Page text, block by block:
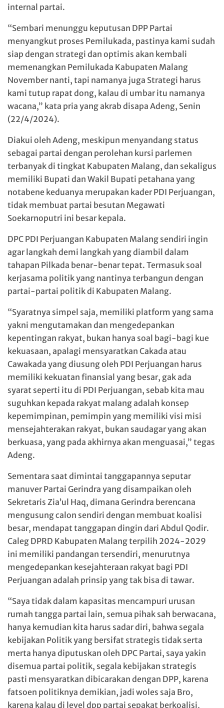
internal partai.
“Sembari menunggu keputusan DPP Partai
menyangkut proses Pemilukada, pastinya kami sudah
siap dengan strategi dan optimis akan kembali
memenangkan Pemilukada Kabupaten Malang
November nanti, tapi namanya juga Strategi harus
kami tutup rapat dong, kalau di umbar itu namanya
wacana,” kata pria yang akrab disapa Adeng, Senin
(22/4/2024).
Diakui oleh Adeng, meskipun menyandang status
sebagai partai dengan perolehan kursi parlemen
terbanyak di tingkat Kabupaten Malang, dan sekaligus
memiliki Bupati dan Wakil Bupati petahana yang
notabene keduanya merupakan kader PDI Perjuangan,
tidak membuat partai besutan Megawati
Soekarnoputri ini besar kepala.
DPC PDI Perjuangan Kabupaten Malang sendiri ingin
agar langkah demi langkah yang diambil dalam
tahapan Pilkada benar-benar tepat. Termasuk soal
kerjasama politik yang nantinya terbangun dengan
partai-partai politik di Kabupaten Malang.
“Syaratnya simpel saja, memiliki platform yang sama
yakni mengutamakan dan mengedepankan
kepentingan rakyat, bukan hanya soal bagi-bagi kue
kekuasaan, apalagi mensyaratkan Cakada atau
Cawakada yang diusung oleh PDI Perjuangan harus
memiliki kekuatan finansial yang besar, gak ada
syarat seperti itu di PDI Perjuangan, sebab kita mau
suguhkan kepada rakyat malang adalah konsep
kepemimpinan, pemimpin yang memiliki visi misi
mensejahterakan rakyat, bukan saudagar yang akan
berkuasa, yang pada akhirnya akan menguasai,” tegas
Adeng.
Sementara saat dimintai tanggapannya seputar
manuver Partai Gerindra yang disampaikan oleh
Sekretaris Zia’ul Haq, dimana Gerindra berencana
mengusung calon sendiri dengan membuat koalisi
besar, mendapat tanggapan dingin dari Abdul Qodir.
Caleg DPRD Kabupaten Malang terpilih 2024-2029
ini memiliki pandangan tersendiri, menurutnya
mengedepankan kesejahteraan rakyat bagi PDI
Perjuangan adalah prinsip yang tak bisa di tawar.
“Saya tidak dalam kapasitas mencampuri urusan
rumah tangga partai lain, semua pihak sah berwacana,
hanya kemudian kita harus sadar diri, bahwa segala
kebijakan Politik yang bersifat strategis tidak serta
merta hanya diputuskan oleh DPC Partai, saya yakin
disemua partai politik, segala kebijakan strategis
pasti mensyaratkan dibicarakan dengan DPP, karena
fatsoen politiknya demikian, jadi woles saja Bro,
karena kalau di level dpp partai sepakat berkoalisi,